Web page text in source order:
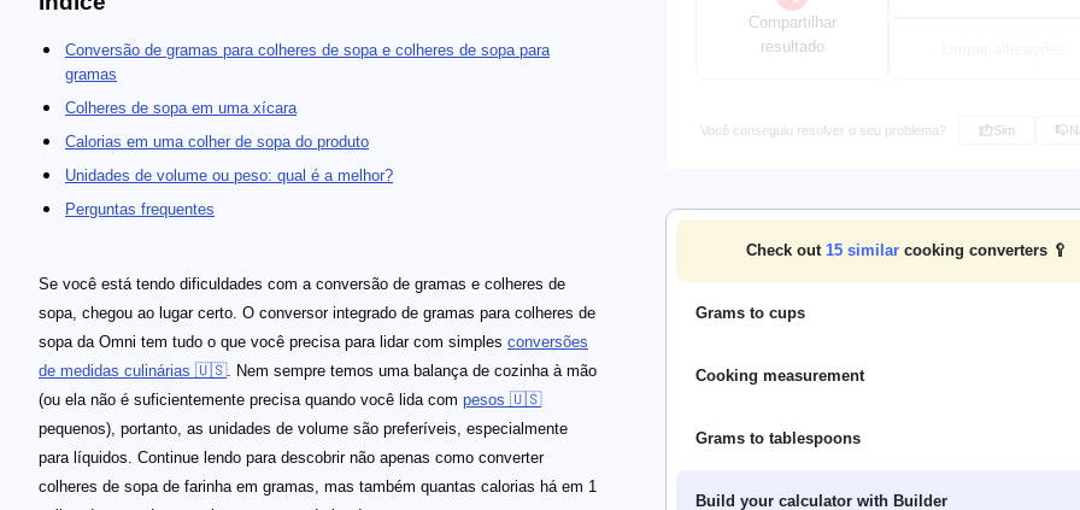
Compartilhar
resultado
Você conseguiu resolver o seu problema? Sim
Check out 15similar cooking converters 🥄
Grams to cups
Cooking measurement
Grams to tablespoons
Build your calculator with Builder
Conversão de gramas para colheres de sopa e colheres de sopa para
gramas
Colheres de sopa em uma xícara
Calorias em uma colher de sopa do produto
Unidades de volume ou peso: qual é a melhor?
Perguntas frequentes
Se você está tendo dificuldades com a conversão de gramas e colheres de
sopa, chegou ao lugar certo. O conversor integrado de gramas para colheres de
sopa da Omni tem tudo o que você precisa para lidar com simples conversões
de medidas culinárias 🇺🇸. Nem sempre temos uma balança de cozinha à mão
(ou ela não é suficientemente precisa quando você lida com pesos 🇺🇸
pequenos), portanto, as unidades de volume são preferíveis, especialmente
para líquidos. Continue lendo para descobrir não apenas como converter
colheres de sopa de farinha em gramas, mas também quantas calorias há em 1